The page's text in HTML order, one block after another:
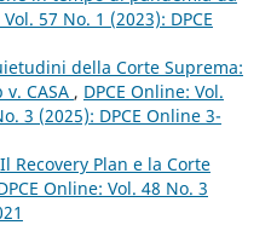
57 No. 1 (2023): DPCE
della Corte Suprema:
CASA , DPCE Online: Vol.
3 (2025): DPCE Online 3-
Il Recovery Plan e la Corte
Online: Vol. 48 No. 3